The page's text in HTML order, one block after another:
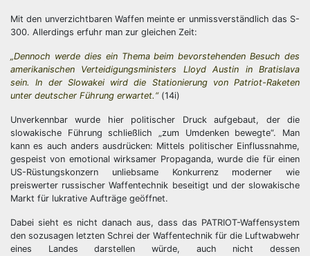
Mit den unverzichtbaren Waffen meinte er unmissverständlich das S-
300. Allerdings erfuhr man zur gleichen Zeit:
„Dennoch werde dies ein Thema beim bevorstehenden Besuch des
amerikanischen Verteidigungsministers Lloyd Austin in Bratislava
sein. In der Slowakei wird die Stationierung von Patriot-Raketen
unter deutscher Führung erwartet.“(14i)
Unverkennbar wurde hier politischer Druck aufgebaut, der die
slowakische Führung schließlich „zum Umdenken bewegte“. Man
kann es auch anders ausdrücken: Mittels politischer Einflussnahme,
gespeist von emotional wirksamer Propaganda, wurde die für einen
US-Rüstungskonzern unliebsame Konkurrenz moderner wie
preiswerter russischer Waffentechnik beseitigt und der slowakische
Markt für lukrative Aufträge geöffnet.
Dabei sieht es nicht danach aus, dass das PATRIOT-Waffensystem
den sozusagen letzten Schrei der Waffentechnik für die Luftwabwehr
eines Landes darstellen würde, auch nicht dessen